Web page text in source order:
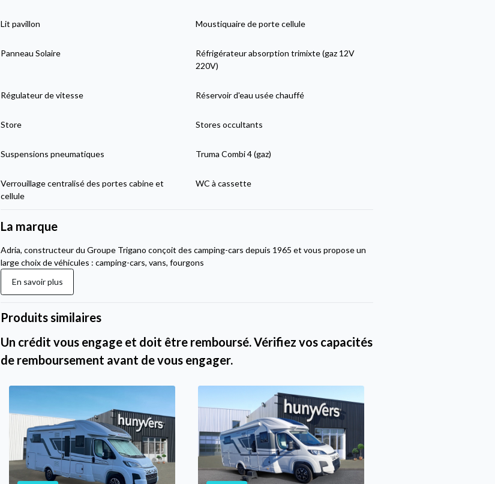
Lit pavillon Moustiquaire de porte cellule
Panneau Solaire
Réfrigérateur absorption trimixte (gaz 12V
220V)
Régulateur de vitesse Réservoir d'eau usée chauffé
Store Stores occultants
Suspensions pneumatiques Truma Combi 4 (gaz)
Verrouillage centralisé des portes cabine et
cellule
WC à cassette
La marque
Adria, constructeur du Groupe Trigano conçoit des camping-cars depuis 1965 et vous propose un
large choix de véhicules : camping-cars, vans, fourgons
En savoir plus
Produits similaires
Un crédit vous engage et doit être remboursé. Vérifiez vos capacités
de remboursement avant de vous engager.